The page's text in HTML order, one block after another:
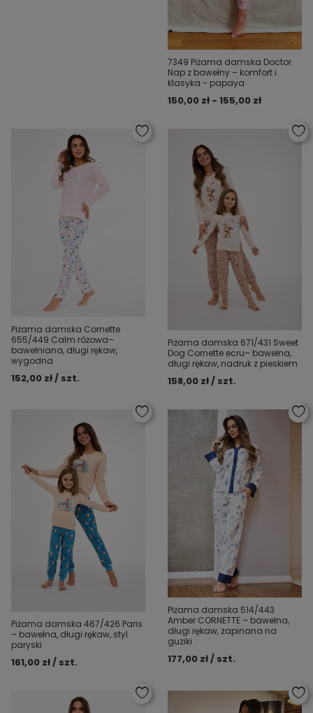
7349 Piżama damska Doctor
Nap z bawełny – komfort i
klasyka - papaya
150,00 zł - 155,00 zł
Piżama damska Cornette
655/449 Calm różowa–
bawełniana, długi rękaw,
wygodna
152,00 zł / szt.
Piżama damska 671/431 Sweet
Dog Cornette ecru– bawełna,
długi rękaw, nadruk z pieskiem
158,00 zł / szt.
Piżama damska 467/426 Paris
– bawełna, długi rękaw, styl
paryski
161,00 zł / szt.
Piżama damska 514/443
Amber CORNETTE – bawełna,
długi rękaw, zapinana na
guziki
177,00 zł / szt.